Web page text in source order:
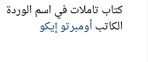
كتاب تاملات في اسم الوردة
الكاتبأومبرتو إيكو